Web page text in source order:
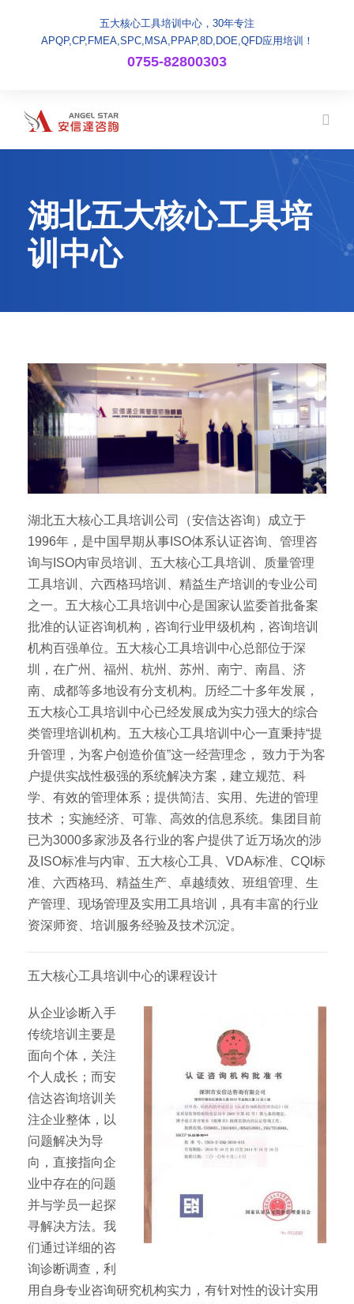
五大核心工具培训中心，30年专注
APQP,CP,FMEA,SPC,MSA,PPAP,8D,DOE,QFD应用培训！
0755-82800303
湖北五大核心工具培
训中心
湖北五大核心工具培训公司（安信达咨询）成立于
1996年，是中国早期从事ISO体系认证咨询、管理咨
询与ISO内审员培训、五大核心工具培训、质量管理
工具培训、六西格玛培训、精益生产培训的专业公司
之一。五大核心工具培训中心是国家认监委首批备案
批准的认证咨询机构，咨询行业甲级机构，咨询培训
机构百强单位。五大核心工具培训中心总部位于深
圳，在广州、福州、杭州、苏州、南宁、南昌、济
南、成都等多地设有分支机构。历经二十多年发展，
五大核心工具培训中心已经发展成为实力强大的综合
类管理培训机构。五大核心工具培训中心一直秉持“提
升管理，为客户创造价值”这一经营理念， 致力于为客
户提供实战性极强的系统解决方案，建立规范、科
学、有效的管理体系；提供简洁、实用、先进的管理
技术 ；实施经济、可靠、高效的信息系统。集团目前
已为3000多家涉及各行业的客户提供了近万场次的涉
及ISO标准与内审、五大核心工具、VDA标准、CQI标
准、六西格玛、精益生产、卓越绩效、班组管理、生
产管理、现场管理及实用工具培训，具有丰富的行业
资深师资、培训服务经验及技术沉淀。
五大核心工具培训中心的课程设计
从企业诊断入手
传统培训主要是
面向个体，关注
个人成长；而安
信达咨询培训关
注企业整体，以
问题解决为导
向，直接指向企
业中存在的问题
并与学员一起探
寻解决方法。我
们通过详细的咨
询诊断调查，利
用自身专业咨询研究机构实力，有针对性的设计实用